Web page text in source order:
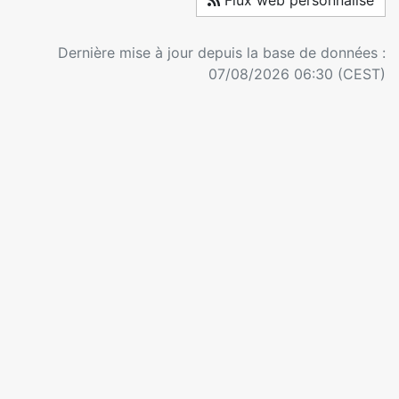
Dernière mise à jour depuis la base de données :
07/08/2026 06:30 (CEST)